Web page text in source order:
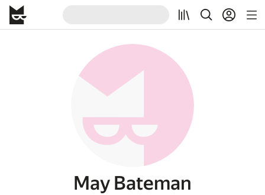
May Bateman